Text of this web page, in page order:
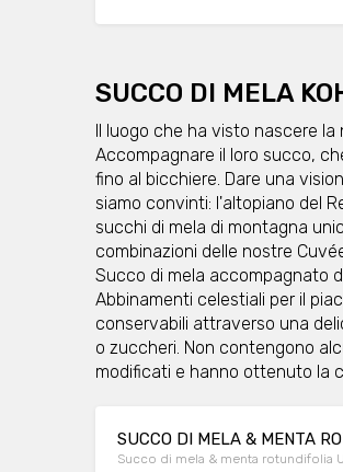
SUCCO DI MELA
Il luogo che ha visto nascere
Accompagnare il loro succo,
fino al bicchiere. Dare una
siamo convinti: l'altopiano del
succhi di mela di montagna
combinazioni delle nostre
Succo di mela accompagnato
Abbinamenti celestiali per il
conservabili attraverso una
o zuccheri. Non contengono
modificati e hanno ottenuto la
SUCCO DI MELA & MENTA
Succo di mela & menta rotundifolia